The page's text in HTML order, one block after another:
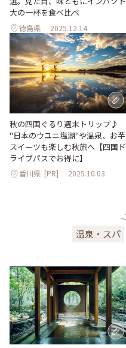
大の一杯を食べ比べ
徳島県 2025.12.14
秋の四国ぐるり週末トリップ♪
"日本のウユニ塩湖"や温泉、お芋
スイーツも楽しむ秋旅へ【四国ド
ライブパスでお得に】
香川県 [PR] 2025.10.03
温泉・スパ